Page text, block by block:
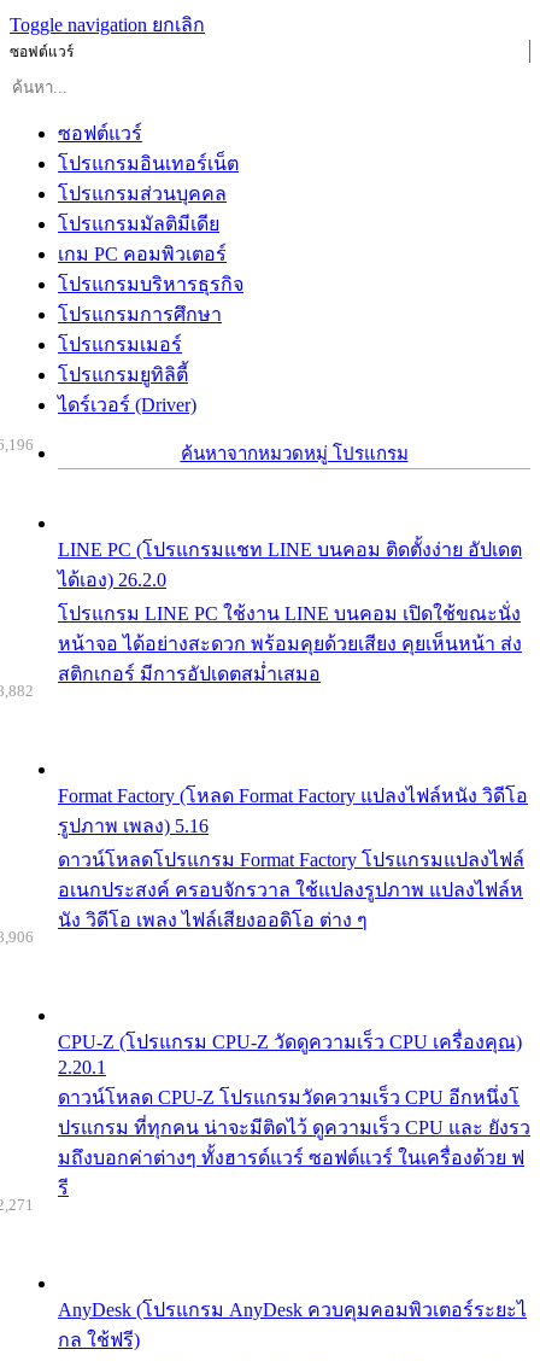
Toggle navigation ยกเลิก
ซอฟต์แวร์
ซอฟต์แวร์
โปรแกรมอินเทอร์เน็ต
โปรแกรมส่วนบุคคล
โปรแกรมมัลติมีเดีย
เกม PC คอมพิวเตอร์
โปรแกรมบริหารธุรกิจ
โปรแกรมการศึกษา
โปรแกรมเมอร์
โปรแกรมยูทิลิตี้
ไดร์เวอร์ (Driver)
ค้นหาจากหมวดหมู่ โปรแกรม
LINE PC (โปรแกรมแชท LINE บนคอม ติดตั้งง่าย อัปเดต
ได้เอง) 26.2.0
โปรแกรม LINE PC ใช้งาน LINE บนคอม เปิดใช้ขณะนั่ง
หน้าจอ ได้อย่างสะดวก พร้อมคุยด้วยเสียง คุยเห็นหน้า ส่ง
สติกเกอร์ มีการอัปเดตสม่ำเสมอ
Format Factory (โหลด Format Factory แปลงไฟล์หนัง วิดีโอ
รูปภาพ เพลง) 5.16
ดาวน์โหลดโปรแกรม Format Factory โปรแกรมแปลงไฟล์
อเนกประสงค์ ครอบจักรวาล ใช้แปลงรูปภาพ แปลงไฟล์ห
นัง วิดีโอ เพลง ไฟล์เสียงออดิโอ ต่าง ๆ
CPU-Z (โปรแกรม CPU-Z วัดดูความเร็ว CPU เครื่องคุณ)
2.20.1
ดาวน์โหลด CPU-Z โปรแกรมวัดความเร็ว CPU อีกหนึ่งโ
ปรแกรม ที่ทุกคน น่าจะมีติดไว้ ดูความเร็ว CPU และ ยังรว
มถึงบอกค่าต่างๆ ทั้งฮารด์แวร์ ซอฟต์แวร์ ในเครื่องด้วย ฟ
รี
AnyDesk (โปรแกรม AnyDesk ควบคุมคอมพิวเตอร์ระยะไ
กล ใช้ฟรี)